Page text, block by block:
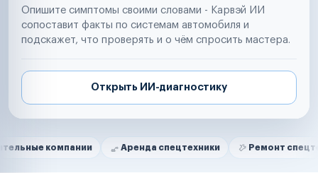
Опишите симптомы своими словами - Карвэй ИИ
сопоставит факты по системам автомобиля и
подскажет, что проверять и о чём спросить мастера.
Открыть ИИ-диагностику
Нам доверяют
Аренда спецтехники Ремонт спецтехники
Маркетплейсы